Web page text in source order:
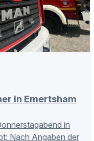
in Emertsham
in
Nach Angaben der